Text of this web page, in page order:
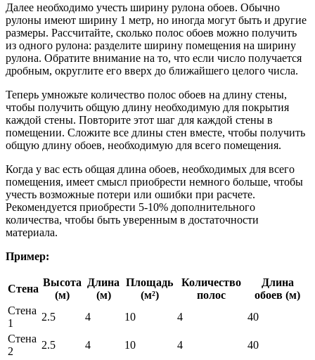
Далее необходимо учесть ширину рулона обоев. Обычно
рулоны имеют ширину 1 метр, но иногда могут быть и другие
размеры. Рассчитайте, сколько полос обоев можно получить
из одного рулона: разделите ширину помещения на ширину
рулона. Обратите внимание на то, что если число получается
дробным, округлите его вверх до ближайшего целого числа.
Теперь умножьте количество полос обоев на длину стены,
чтобы получить общую длину необходимую для покрытия
каждой стены. Повторите этот шаг для каждой стены в
помещении. Сложите все длины стен вместе, чтобы получить
общую длину обоев, необходимую для всего помещения.
Когда у вас есть общая длина обоев, необходимых для всего
помещения, имеет смысл приобрести немного больше, чтобы
учесть возможные потери или ошибки при расчете.
Рекомендуется приобрести 5-10% дополнительного
количества, чтобы быть уверенным в достаточности
материала.
Пример:
Стена
Высота
(м)
Длина
(м)
Площадь
(м²)
Количество
полос
Длина
обоев (м)
Стена
1
2.5 4 10 4
40
Стена
2
2.5 4 10 4 40